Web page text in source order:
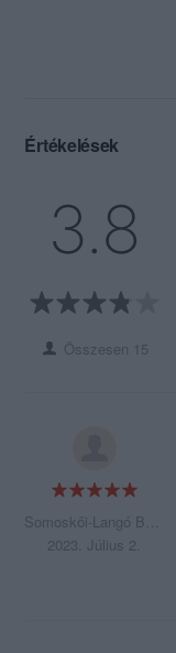
Értékelések
3.8
Összesen 15
Somoskői-Langó Beatrix
2023. Július 2.